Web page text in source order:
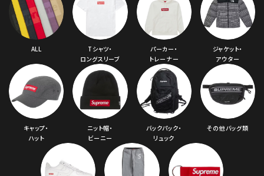
ALL
Tシャツ・
ロングスリーブ
パーカー・
トレーナー
ジャケット・
アウター
キャップ・
ハット
ニット帽・
ビーニー
バックパック・
リュック
その他バッグ類